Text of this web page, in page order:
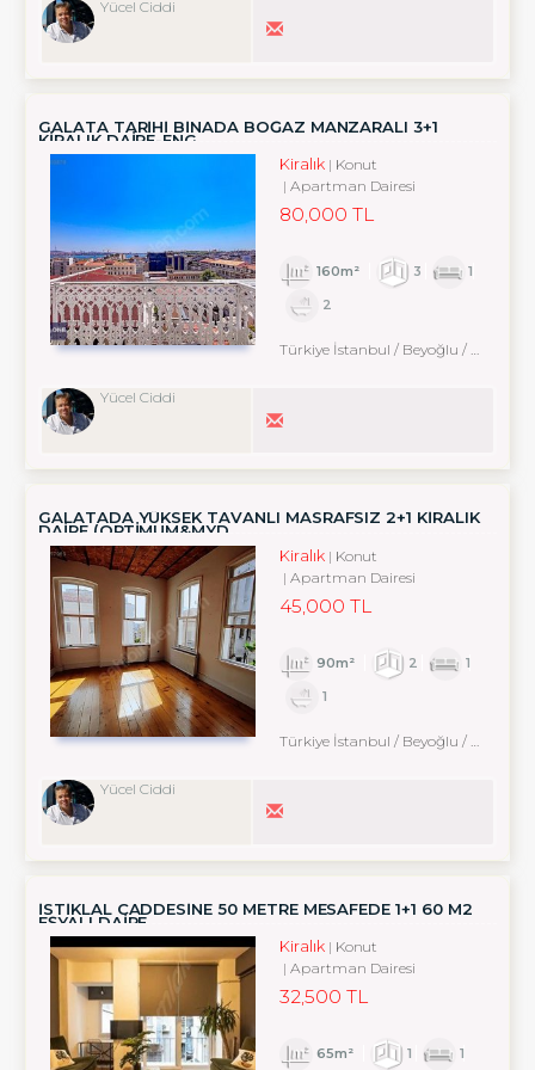
Yücel Ciddi
GALATA TARIHI BINADA BOĞAZ MANZARALI 3+1
KIRALIK DAIRE-ENG
Kiralık
Konut
Apartman Dairesi
80,000 TL
160m² 3
1
2
Türkiye İstanbul / Beyoğlu / Arapcami
Yücel Ciddi
GALATADA YÜKSEK TAVANLI MASRAFSIZ 2+1 KİRALIK
DAİRE (OPTİMUM&MYD
Kiralık
Konut
Apartman Dairesi
45,000 TL
90m² 2
1
1
Türkiye İstanbul / Beyoğlu / Arapcami
Yücel Ciddi
İSTİKLAL CADDESİNE 50 METRE MESAFEDE 1+1 60 M2
EŞYALI DAİRE
Kiralık
Konut
Apartman Dairesi
32,500 TL
65m² 1 1